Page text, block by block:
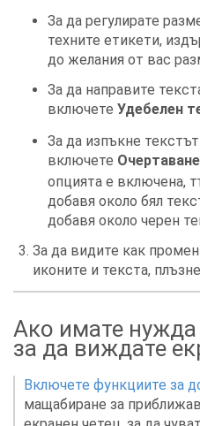
За да регулирате
техните етикети,
до желания от вас
За да направите
включете Удебелен
За да изпъкне
включете
опцията е включена,
добавя около бял
добавя около черен
За да видите как
иконите и текста,
Ако имате
за да виждате
Включете функциите за
мащабиране за